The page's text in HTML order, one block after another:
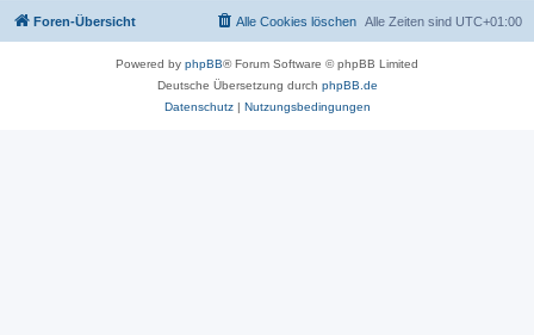
Foren-Übersicht Alle Zeiten sind UTC+01:00
Alle Cookies löschen
Powered by phpBB® Forum Software © phpBB Limited
Deutsche Übersetzung durch phpBB.de
Datenschutz| Nutzungsbedingungen